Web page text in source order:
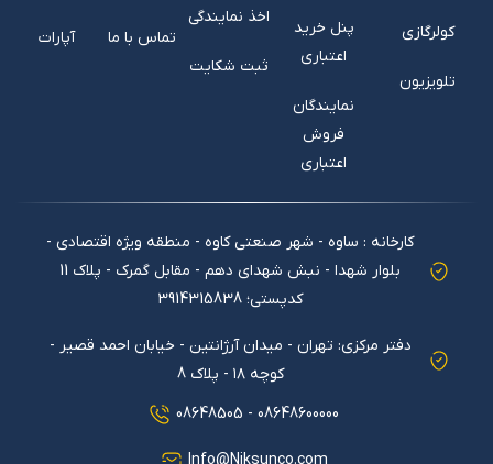
کولرگازی
تلویزیون
پنل خرید
اعتباری
نمایندگان
فروش
اعتباری
اخذ نمایندگی
ثبت شکایت
تماس با ما آپارات
کارخانه : ساوه - شهر صنعتی کاوه - منطقه ویژه اقتصادی -
بلوار شهدا - نبش شهدای دهم - مقابل گمرک - پلاک 11
کدپستی؛ 3914315838
دفتر مرکزی: تهران - میدان آرژانتین - خیابان احمد قصیر -
کوچه ۱۸ - پلاك 8
08648600000 - 08648505
Info@Niksunco.com